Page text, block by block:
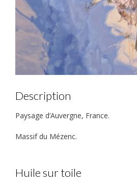
Description
Paysage d’Auvergne, France.
Massif du Mézenc.
Huile sur toile